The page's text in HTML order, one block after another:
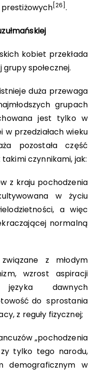
[26] .
kobiet przekłada
społecznej.
duża przewaga
grupach
jest tylko w
w przedziałach wieku
pozostała część
czynnikami, jak:
z kraju pochodzenia
w życiu
a więc
normalną
z młodym
wzrost aspiracji
języka dawnych
do sprostania
z reguły fizycznej;
„pochodzenia
tylko tego narodu,
w